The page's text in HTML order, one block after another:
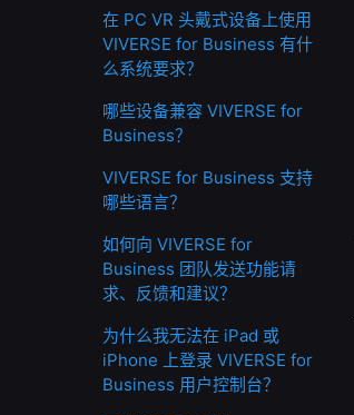
在 PC VR 头戴式设备上使用
VIVERSE for Business 有什
么系统要求？
哪些设备兼容 VIVERSE for
Business？
VIVERSE for Business 支持
哪些语言？
如何向 VIVERSE for
Business 团队发送功能请
求、反馈和建议？
为什么我无法在 iPad 或
iPhone 上登录 VIVERSE for
Business 用户控制台？